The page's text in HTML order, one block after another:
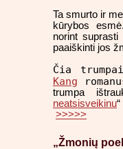
Ta smurto ir
kūrybos
norint
paaiškinti jos
Čia
Kang
trumpa
neatsisveikinu
>>>>>
„Žmonių